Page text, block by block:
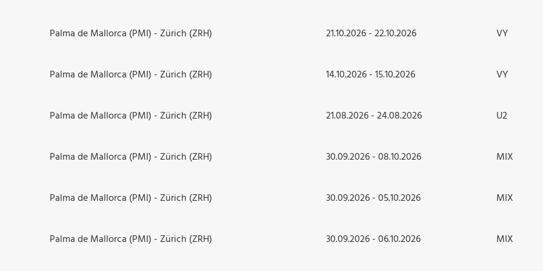
Palma de Mallorca (PMI) - Zürich (ZRH) 21.10.2026 - 22.10.2026 VY
Palma de Mallorca (PMI) - Zürich (ZRH) 14.10.2026 - 15.10.2026 VY
Palma de Mallorca (PMI) - Zürich (ZRH) 21.08.2026 - 24.08.2026 U2
Palma de Mallorca (PMI) - Zürich (ZRH) 30.09.2026 - 08.10.2026 MIX
Palma de Mallorca (PMI) - Zürich (ZRH) 30.09.2026 - 05.10.2026 MIX
Palma de Mallorca (PMI) - Zürich (ZRH) 30.09.2026 - 06.10.2026 MIX